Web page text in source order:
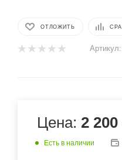
ОТЛОЖИТЬ
Артикул:
Цена: 2 200
Есть в наличии